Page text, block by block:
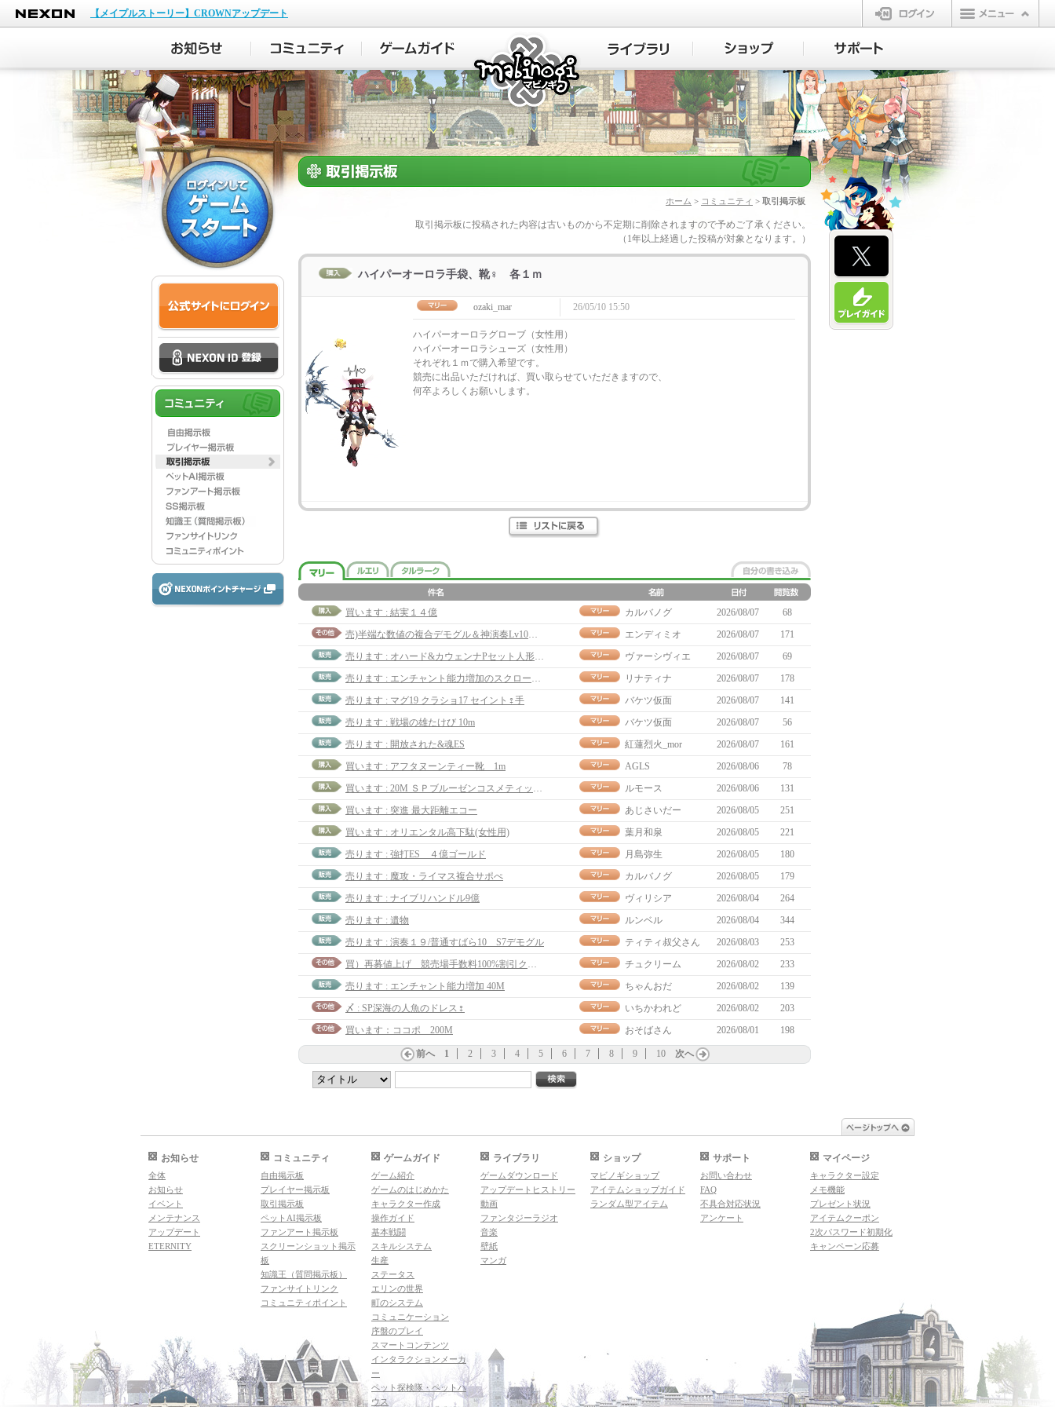
NEXON
【メイプルストーリー】CROWNアップデート
ログイン
マビノギ
ホーム > コミュニティ > 取引掲示板
取引掲示板に投稿された内容は古いものから不定期に削除されますので予めご了承ください。
（1年以上経過した投稿が対象となります。）
ハイパーオーロラ手袋、靴♀ 各１ｍ
ozaki_mar 26/05/10 15:50
ハイパーオーロラグローブ（女性用）
ハイパーオーロラシューズ（女性用）
それぞれ１ｍで購入希望です。
競売に出品いただければ、買い取らせていただきますので、
何卒よろしくお願いします。
買います : 結実１４億 カルバノグ 2026/08/07
68
売)半端な数値の複合デモグル＆神演奏Lv10エコー
エンディミオ 2026/08/07
171
売ります : オハード&カウェンナPセット人形カバン ７０Ｍ
ヴァーシヴィエ 2026/08/07
69
売ります : エンチャント能力増加のスクロール：30M
リナティナ 2026/08/07
178
売ります : マグ19 クラショ17 セイント♀手
バケツ仮面 2026/08/07
141
売ります : 戦場の雄たけび 10m
バケツ仮面 2026/08/07
56
売ります : 開放された&魂ES
紅蓮烈火_mor 2026/08/07
161
買います : アフタヌーンティー靴 1m
AGLS 2026/08/06
78
買います : 20M ＳＰブルーゼンコスメティックドレス女
ルモース 2026/08/06
131
買います : 突進 最大距離エコー
あじさいだー 2026/08/05
251
買います : オリエンタル高下駄(女性用)
葉月和泉 2026/08/05
221
売ります : 強打ES ４億ゴールド
月島弥生 2026/08/05
180
売ります : 魔攻・ライマス複合サポぺ
カルバノグ 2026/08/05
179
売ります : ナイブリハンドル9億
ヴィリシア 2026/08/04
264
売ります : 遺物
ルンベル 2026/08/04
344
売ります : 演奏１９/普通すばら10 S7デモグル
ティティ叔父さん 2026/08/03
253
買）再募値上げ 競売場手数料100%割引クーポン55M
チュクリーム 2026/08/02
233
売ります : エンチャント能力増加 40M
ちゃんおだ 2026/08/02
139
〆 : SP深海の人魚のドレス♀
いちかわれど 2026/08/02
203
買います：ココポ 200M
おそばさん 2026/08/01 198
前へ 1 2 3 4 5 6 7 8 9 10 次へ
お知らせ
全体
お知らせ
イベント
メンテナンス
アップデート
ETERNITY
コミュニティ
自由掲示板
プレイヤー掲示板
取引掲示板
ペットAI掲示板
ファンアート掲示板
スクリーンショット掲示
板
知識王（質問掲示板）
ファンサイトリンク
コミュニティポイント
ゲームガイド
ゲーム紹介
ゲームのはじめかた
キャラクター作成
操作ガイド
基本戦闘
スキルシステム
生産
ステータス
エリンの世界
町のシステム
コミュニケーション
序盤のプレイ
スマートコンテンツ
インタラクションメーカ
ー
ペット探検隊・ペットハ
ウス
ライブラリ
ゲームダウンロード
アップデートヒストリー
動画
ファンタジーラジオ
音楽
壁紙
マンガ
ショップ
マビノギショップ
アイテムショップガイド
ランダム型アイテム
サポート
お問い合わせ
FAQ
不具合対応状況
アンケート
マイページ
キャラクター設定
メモ機能
プレゼント状況
アイテムクーポン
2次パスワード初期化
キャンペーン応募